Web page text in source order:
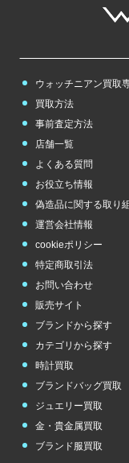
ウォッチニアン買取
買取方法
事前査定方法
店舗一覧
よくある質問
お役立ち情報
偽造品に関する取り
運営会社情報
cookieポリシー
特定商取引法
お問い合わせ
販売サイト
ブランドから探す
カテゴリから探す
時計買取
ブランドバッグ買取
ジュエリー買取
金・貴金属買取
ブランド服買取